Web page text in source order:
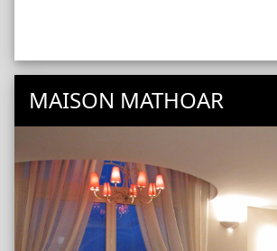
MAISON MATHOAR